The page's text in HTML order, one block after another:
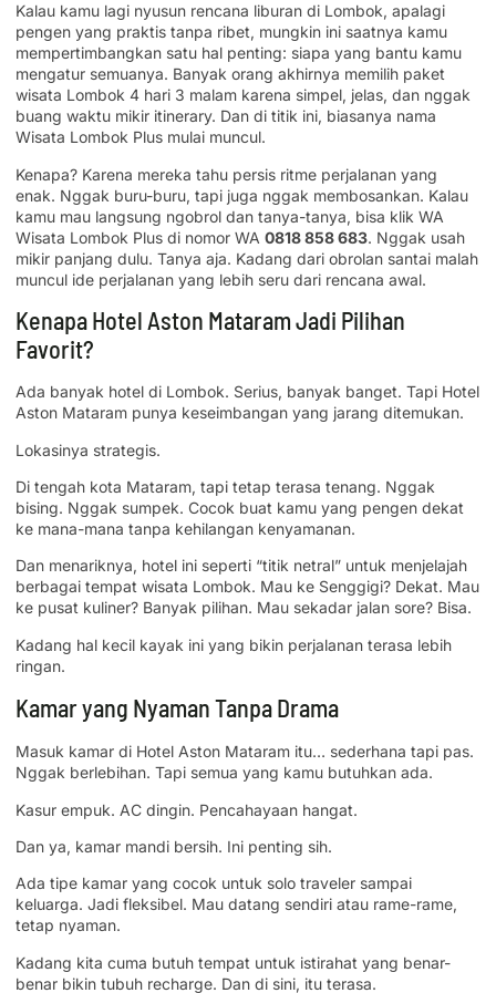
Kalau kamu lagi nyusun rencana liburan di Lombok, apalagi
pengen yang praktis tanpa ribet, mungkin ini saatnya kamu
mempertimbangkan satu hal penting: siapa yang bantu kamu
mengatur semuanya. Banyak orang akhirnya memilih paket
wisata Lombok 4 hari 3 malam karena simpel, jelas, dan nggak
buang waktu mikir itinerary. Dan di titik ini, biasanya nama
Wisata Lombok Plus mulai muncul.
Kenapa? Karena mereka tahu persis ritme perjalanan yang
enak. Nggak buru-buru, tapi juga nggak membosankan. Kalau
kamu mau langsung ngobrol dan tanya-tanya, bisa klik WA
Wisata Lombok Plus di nomor WA 0818 858 683. Nggak usah
mikir panjang dulu. Tanya aja. Kadang dari obrolan santai malah
muncul ide perjalanan yang lebih seru dari rencana awal.
Kenapa Hotel Aston Mataram Jadi Pilihan
Favorit?
Ada banyak hotel di Lombok. Serius, banyak banget. Tapi Hotel
Aston Mataram punya keseimbangan yang jarang ditemukan.
Lokasinya strategis.
Di tengah kota Mataram, tapi tetap terasa tenang. Nggak
bising. Nggak sumpek. Cocok buat kamu yang pengen dekat
ke mana-mana tanpa kehilangan kenyamanan.
Dan menariknya, hotel ini seperti “titik netral” untuk menjelajah
berbagai tempat wisata Lombok. Mau ke Senggigi? Dekat. Mau
ke pusat kuliner? Banyak pilihan. Mau sekadar jalan sore? Bisa.
Kadang hal kecil kayak ini yang bikin perjalanan terasa lebih
ringan.
Kamar yang Nyaman Tanpa Drama
Masuk kamar di Hotel Aston Mataram itu… sederhana tapi pas.
Nggak berlebihan. Tapi semua yang kamu butuhkan ada.
Kasur empuk. AC dingin. Pencahayaan hangat.
Dan ya, kamar mandi bersih. Ini penting sih.
Ada tipe kamar yang cocok untuk solo traveler sampai
keluarga. Jadi fleksibel. Mau datang sendiri atau rame-rame,
tetap nyaman.
Kadang kita cuma butuh tempat untuk istirahat yang benar-
benar bikin tubuh recharge. Dan di sini, itu terasa.